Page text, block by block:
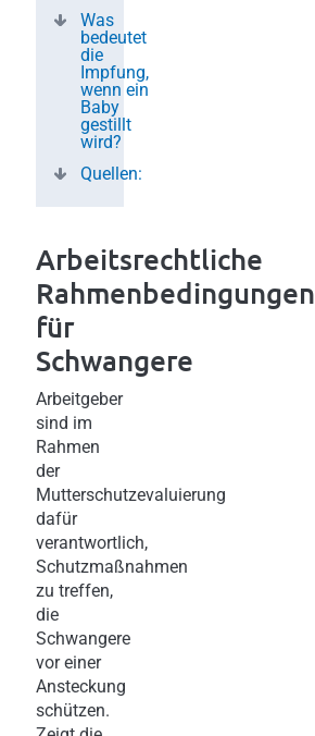
Was
bedeutet
die
Impfung,
wenn ein
Baby
gestillt
wird?
Quellen:
Arbeitsrechtliche
Rahmenbedingungen
für
Schwangere
Arbeitgeber
sind im
Rahmen
der
Mutterschutzevaluierung
dafür
verantwortlich,
Schutzmaßnahmen
zu treffen,
die
Schwangere
vor einer
Ansteckung
schützen.